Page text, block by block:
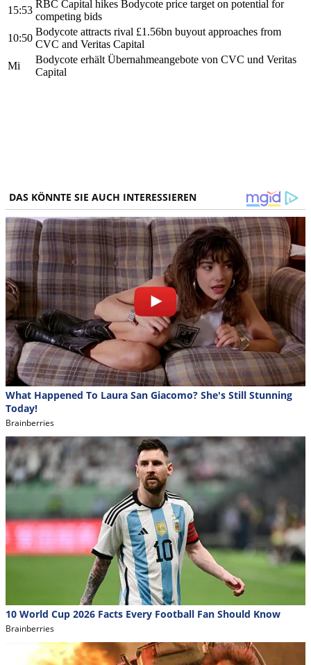
15:53
RBC Capital hikes Bodycote price target on potential for
competing bids
10:50
Bodycote attracts rival £1.56bn buyout approaches from
CVC and Veritas Capital
Mi
Bodycote erhält Übernahmeangebote von CVC und Veritas
Capital